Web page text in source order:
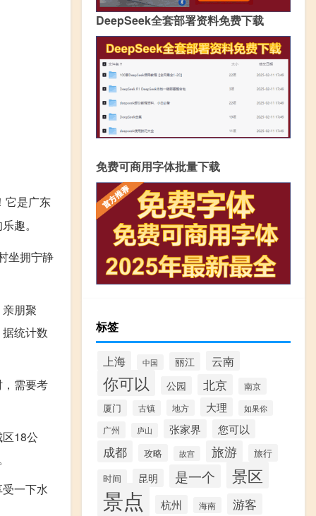
它是广东
趣。
坐拥宁静
朋聚
统计数
需要考
18公
一下水
DeepSeek全套部署资料免费下载
免费可商用字体批量下载
标签
上海 中国 丽江 云南
你可以 公园 北京
南京
厦门
古镇 地方 大理 如果你
广州 庐山 张家界 您可以
成都 攻略 故宫 旅游
旅行
时间
昆明 是一个 景区
景点 杭州 海南 游客